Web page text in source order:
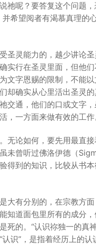
祂呢？要答复这个问题
希望阅者有渴慕真理
圣灵能力的，越少讲论
实行在圣灵里面，但他
文字恩赐的限制，不能
却确实从心里活出圣灵
交通，他们的口或文字
，一方面来做有效的工作
无论如何，要先用最直
未曾听过佛洛伊德（
得到的知识，比较从书
大有分别的，在宗教方
知道面包里所有的成分
死的。“认识祢独一的真
识”，是指着经历上的